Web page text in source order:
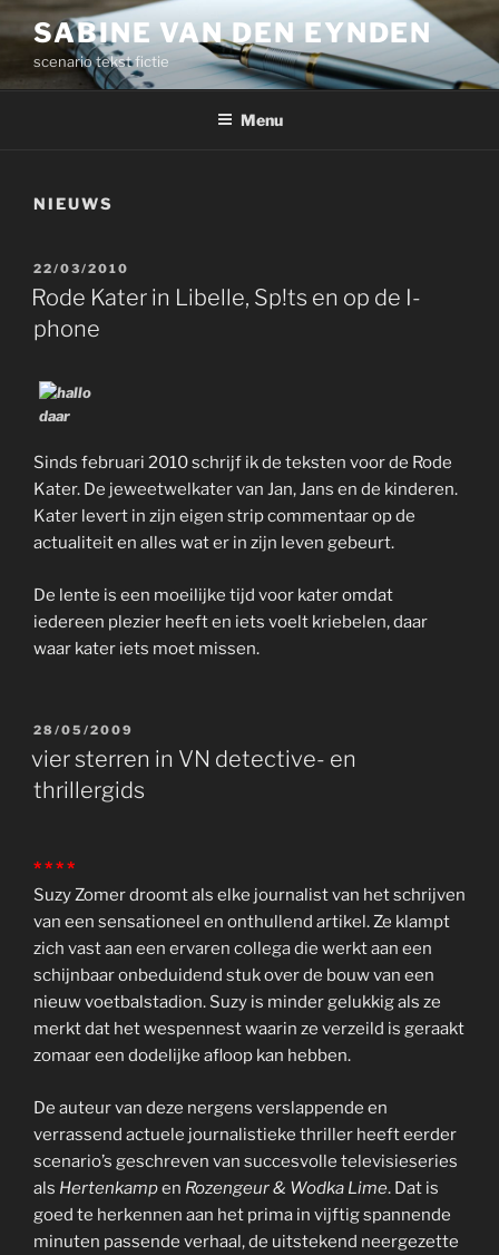
Ga
naar
inhoud
SABINE VAN DEN EYNDEN
scenario tekst fictie
Menu
NIEUWS
GEPLAATST
OP
22/03/2010
Rode Kater in Libelle, Sp!ts en op de I-
phone
Sinds februari 2010 schrijf ik de teksten voor de Rode
Kater. De jeweetwelkater van Jan, Jans en de kinderen.
Kater levert in zijn eigen strip commentaar op de
actualiteit en alles wat er in zijn leven gebeurt.
De lente is een moeilijke tijd voor kater omdat
iedereen plezier heeft en iets voelt kriebelen, daar
waar kater iets moet missen.
GEPLAATST
OP
28/05/2009
vier sterren in VN detective- en
thrillergids
* * * *
Suzy Zomer droomt als elke journalist van het schrijven
van een sensationeel en onthullend artikel. Ze klampt
zich vast aan een ervaren collega die werkt aan een
schijnbaar onbeduidend stuk over de bouw van een
nieuw voetbalstadion. Suzy is minder gelukkig als ze
merkt dat het wespennest waarin ze verzeild is geraakt
zomaar een dodelijke afloop kan hebben.
De auteur van deze nergens verslappende en
verrassend actuele journalistieke thriller heeft eerder
scenario’s geschreven van succesvolle televisieseries
als Hertenkampen Rozengeur & Wodka Lime. Dat is
goed te herkennen aan het prima in vijftig spannende
minuten passende verhaal, de uitstekend neergezette